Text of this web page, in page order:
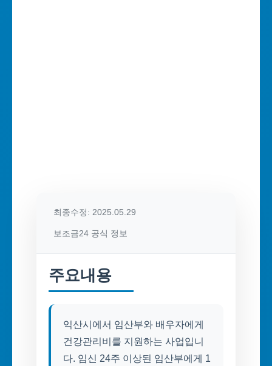
최종수정: 2025.05.29
보조금24 공식 정보
주요내용
익산시에서 임산부와 배우자에게
건강관리비를 지원하는 사업입니
다. 임신 24주 이상된 임산부에게 1